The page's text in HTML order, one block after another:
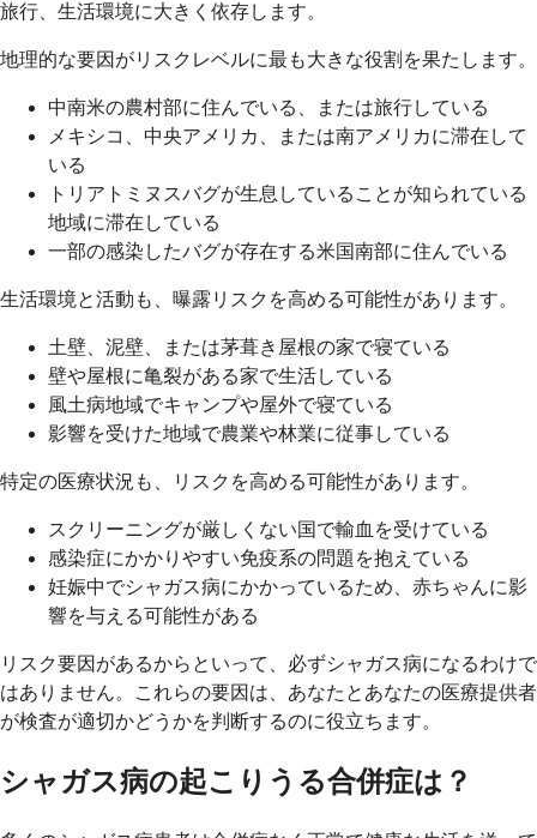
旅行、生活環境に大きく依存します。
地理的な要因がリスクレベルに最も大きな役割を果たします。
中南米の農村部に住んでいる、または旅行している
メキシコ、中央アメリカ、または南アメリカに滞在して
いる
トリアトミヌスバグが生息していることが知られている
地域に滞在している
一部の感染したバグが存在する米国南部に住んでいる
生活環境と活動も、曝露リスクを高める可能性があります。
土壁、泥壁、または茅葺き屋根の家で寝ている
壁や屋根に亀裂がある家で生活している
風土病地域でキャンプや屋外で寝ている
影響を受けた地域で農業や林業に従事している
特定の医療状況も、リスクを高める可能性があります。
スクリーニングが厳しくない国で輸血を受けている
感染症にかかりやすい免疫系の問題を抱えている
妊娠中でシャガス病にかかっているため、赤ちゃんに影
響を与える可能性がある
リスク要因があるからといって、必ずシャガス病になるわけで
はありません。これらの要因は、あなたとあなたの医療提供者
が検査が適切かどうかを判断するのに役立ちます。
シャガス病の起こりうる合併症は？